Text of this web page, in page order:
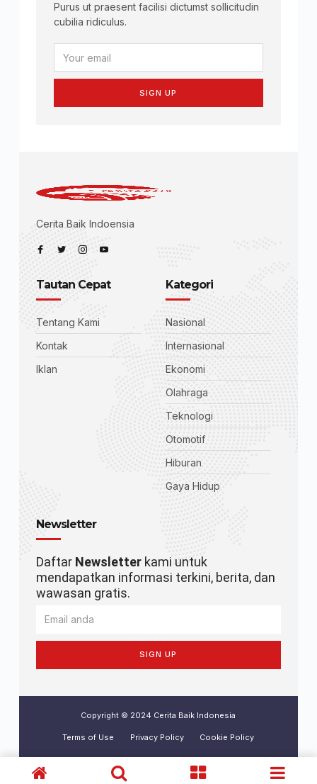
Purus ut praesent facilisi dictumst sollicitudin
cubilia ridiculus.
SIGN UP
Cerita Baik Indoensia
Tautan Cepat
Tentang Kami
Kontak
Iklan
Kategori
Nasional
Internasional
Ekonomi
Olahraga
Teknologi
Otomotif
Hiburan
Gaya Hidup
Newsletter
Daftar Newsletterkami untuk
mendapatkan informasi terkini, berita, dan
wawasan gratis.
SIGN UP
Copyright © 2024 Cerita Baik Indonesia
Terms of Use Privacy Policy Cookie Policy